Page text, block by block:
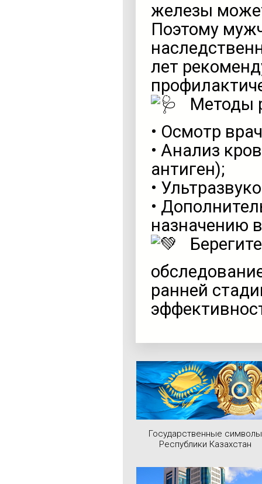
железы
Поэтому
лет
Методы
• Осмотр
• Анализ
антиген);
•
•
назначению
ранней
Государственные символы
Республики Казахстан